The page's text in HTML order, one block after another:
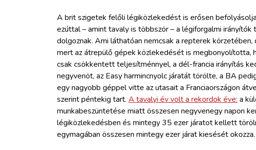
A brit szigetek felőli légiközlekedést is erősen
ezúttal – amint tavaly is többször – a légiforgalmi
dolgoznak. Ami láthatóan nemcsak a repterek
mert az átrepülő gépek közlekedését is megbonyolította,
csak csökkentett teljesítménnyel, a dél-francia irányítás
negyvenöt, az Easy harmincnyolc járatát törölte, a BA
egy nagyobb géppel vitte az utasait a Franciaországon
szerint péntekig tart. A tavalyi év volt a rekordok éve: a
munkabeszüntetése miatt összesen negyvenegy napon
légiközlekedésben és mintegy 35 ezer járatot kellett
egymagában összesen mintegy ezer járat kiesését okozza.